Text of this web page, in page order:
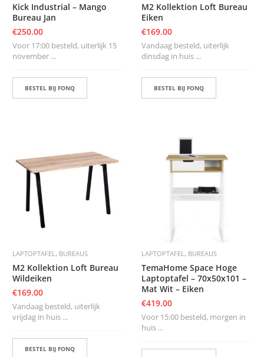
Kick Industrial – Mango
Bureau Jan
€250.00
Voor 17:00 besteld, uiterlijk 15
november ...
BESTEL BIJ FONQ
M2 Kollektion Loft Bureau
Eiken
€169.00
Vandaag besteld, uiterlijk
dinsdag in huis ...
BESTEL BIJ FONQ
LAPTOPTAFEL, BUREAUS
M2 Kollektion Loft Bureau
Wildeiken
€169.00
Vandaag besteld, uiterlijk
vrijdag in huis ...
BESTEL BIJ FONQ
LAPTOPTAFEL, BUREAUS
TemaHome Space Hoge
Laptoptafel – 70x50x101 –
Mat Wit – Eiken
€419.00
Voor 15:00 besteld, morgen in
huis ...